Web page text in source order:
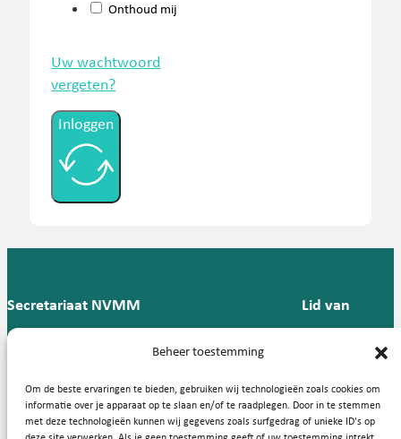
Beheer toestemming
Om de beste ervaringen te bieden, gebruiken wij technologieën zoals cookies om
informatie over je apparaat op te slaan en/of te raadplegen. Door in te stemmen
met deze technologieën kunnen wij gegevens zoals surfgedrag of unieke ID's op
Onthoud mij
Uw wachtwoord
vergeten?
Inloggen
Secretariaat NVMM
Groningen
T: 088 -
57
Lid van